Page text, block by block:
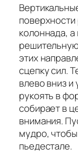
поверхности
колоннада, а
этих
сцепку сил.
влево вниз
рукоять в
собирает в
внимания.
мудро,
пьедестале.